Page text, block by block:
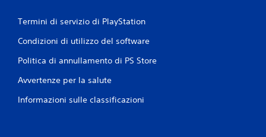
Termini di servizio di PlayStation
Condizioni di utilizzo del software
Politica di annullamento di PS Store
Avvertenze per la salute
Informazioni sulle classificazioni